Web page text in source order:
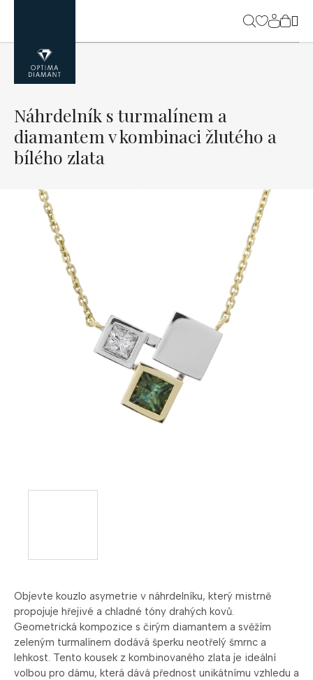
obsah
Objevte kouzlo asymetrie v náhrdelníku, který mistrně
propojuje hřejivé a chladné tóny drahých kovů.
Geometrická kompozice s čirým diamantem a svěžím
zeleným turmalínem dodává šperku neotřelý šmrnc a
lehkost. Tento kousek z kombinovaného zlata je ideální
volbou pro dámu, která dává přednost unikátnímu vzhledu a
Náhrdelník s turmalínem a
diamantem v kombinaci žlutého a
bílého zlata